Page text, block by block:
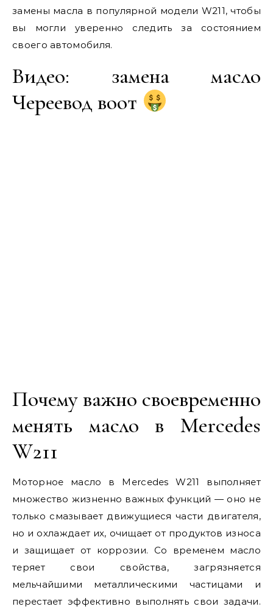
замены масла в популярной модели W211, чтобы
вы могли уверенно следить за состоянием
своего автомобиля.
Видео: замена масло
Череевод воот
Почему важно своевременно
менять масло в Mercedes
W211
Моторное масло в Mercedes W211 выполняет
множество жизненно важных функций — оно не
только смазывает движущиеся части двигателя,
но и охлаждает их, очищает от продуктов износа
и защищает от коррозии. Со временем масло
теряет свои свойства, загрязняется
мельчайшими металлическими частицами и
перестает эффективно выполнять свои задачи.